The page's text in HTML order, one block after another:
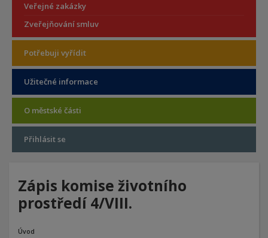
Veřejné zakázky
Zveřejňování smluv
Potřebuji vyřídit
Užitečné informace
O městské části
Přihlásit se
Zápis komise životního
prostředí 4/VIII.
Úvod